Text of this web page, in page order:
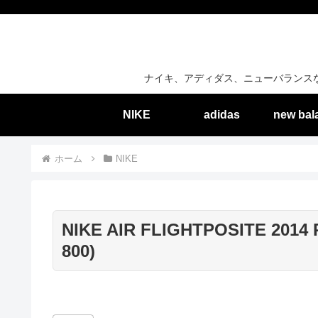
ナイキ、アディダス、ニューバラン
NIKE adidas new
ホーム NIKE
NIKE AIR FLIGHTPOSITE
800)